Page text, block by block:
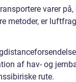
varer
metoder, er
af hav- og
rute.